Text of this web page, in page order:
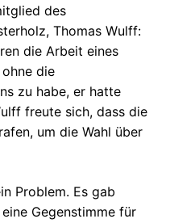
des
Thomas Wulff:
die Arbeit eines
die
zu habe, er hatte
freute sich, dass die
um die Wahl über
Problem. Es gab
Gegenstimme für